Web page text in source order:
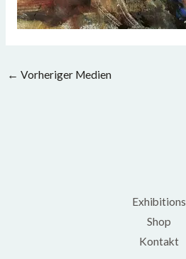
← Vorheriger Medien
Exhibitions
Shop
Kontakt